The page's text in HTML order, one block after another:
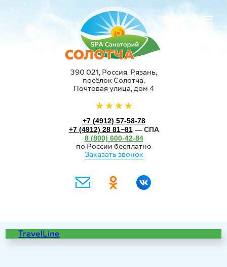
390 021, Россия, Рязань,
посёлок Солотча,
Почтовая улица, дом 4
+7 (4912) 57-58-78
+7 (4912) 28 81−81— СПА
8 (800) 600-42-84
по России бесплатно
Заказать звонок
TravelLine